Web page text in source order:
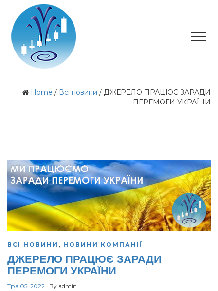
Home / Всі новини / ДЖЕРЕЛО ПРАЦЮЄ ЗАРАДИ
ПЕРЕМОГИ УКРАЇНИ
ВСІ НОВИНИ , НОВИНИ КОМПАНІЇ
ДЖЕРЕЛО ПРАЦЮЄ ЗАРАДИ
ПЕРЕМОГИ УКРАЇНИ
Тра 05, 2022 | By admin